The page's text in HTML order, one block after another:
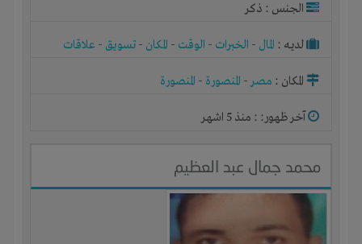
الجنس : ذكر
لديـه : المال - الخبرات - الوقت - المكان - تسويق - علاقات
المكان : مصر- المنصورة - المنصورة
آخر ظهور: : منذ 5 اشهر
محمد جمال عبد العظيم